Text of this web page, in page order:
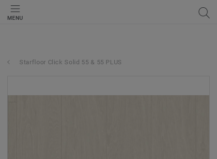
MENU
Starfloor Click Solid 55 & 55 PLUS